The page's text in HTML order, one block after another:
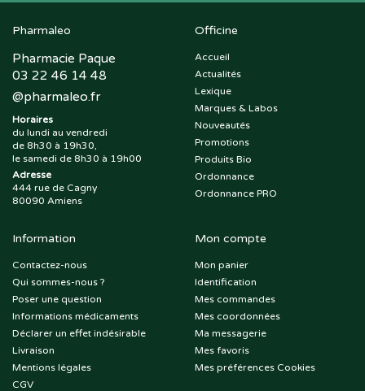
Pharmaleo
Pharmacie Paque
03 22 46 14 48
@pharmaleo.fr
Horaires
du lundi au vendredi
de 8h30 à 19h30,
le samedi de 8h30 à 19h00
Adresse
444 rue de Cagny
80090 Amiens
Officine
Accueil
Actualités
Lexique
Marques & Labos
Nouveautés
Promotions
Produits Bio
Ordonnance
Ordonnance PRO
Information
Contactez-nous
Qui sommes-nous ?
Poser une question
Informations médicaments
Déclarer un effet indésirable
Livraison
Mentions légales
CGV
Mon compte
Mon panier
Identification
Mes commandes
Mes coordonnées
Ma messagerie
Mes favoris
Mes préférences Cookies